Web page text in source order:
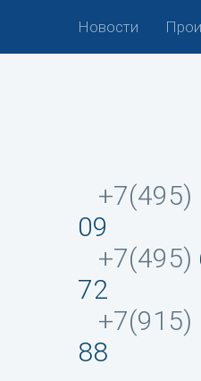
Новости
+7(495)
09
+7(495)
72
+7(915)
88